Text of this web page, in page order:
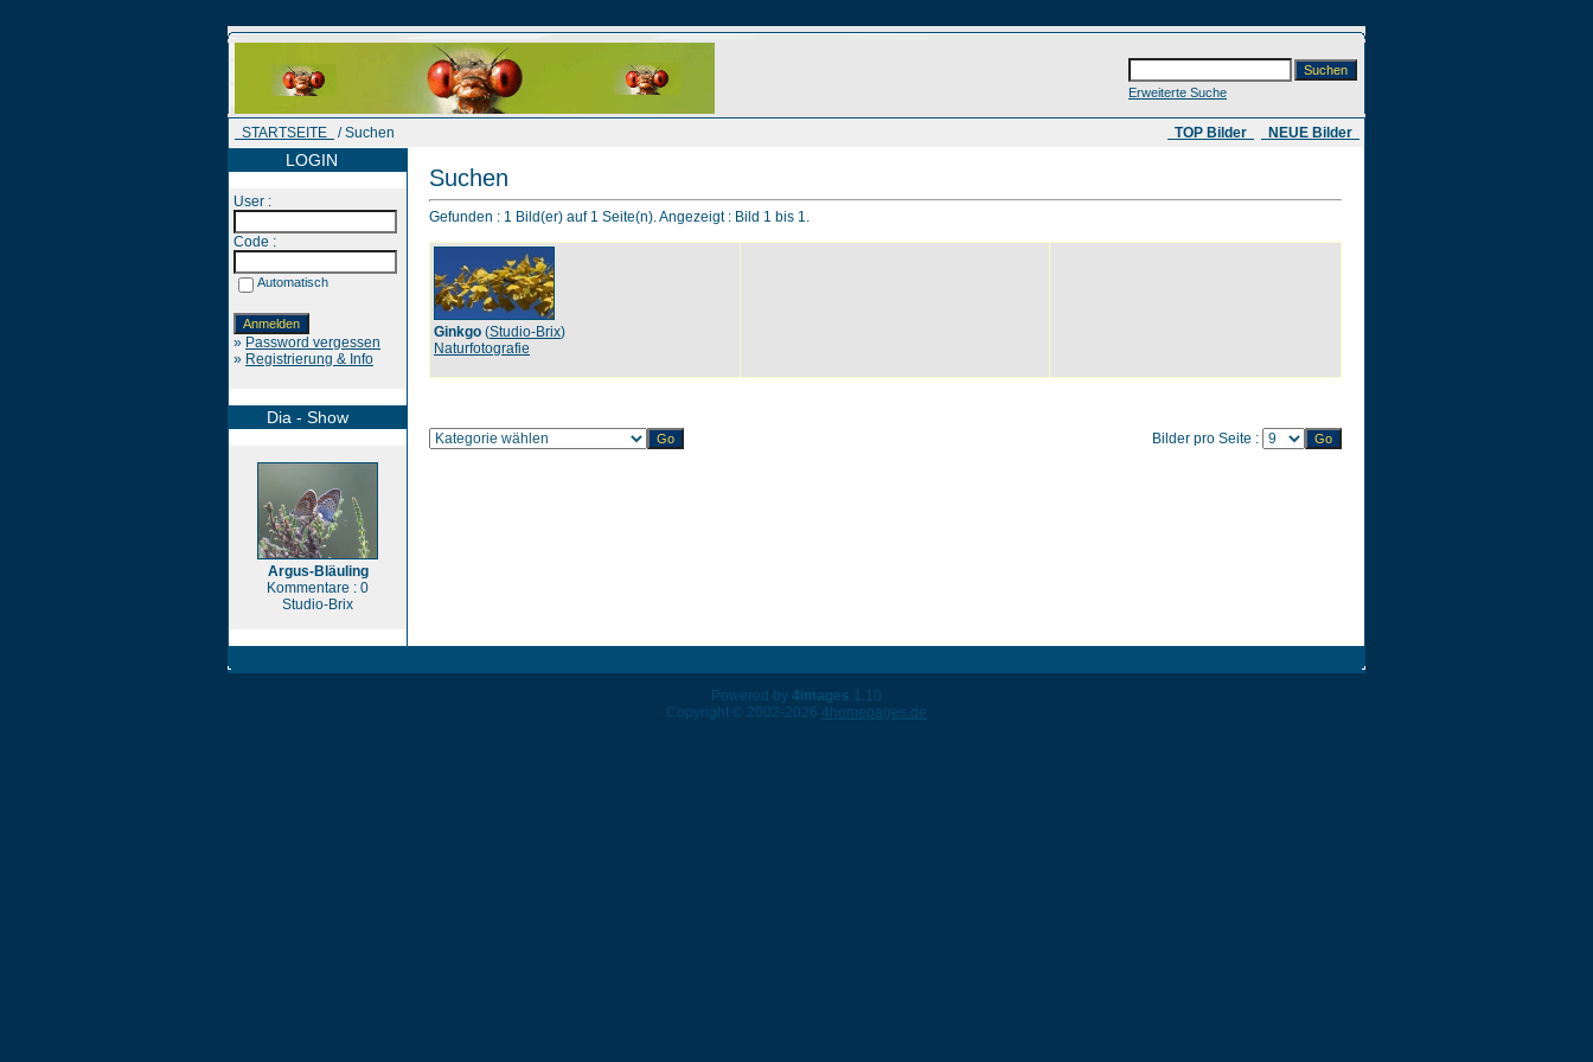
Erweiterte Suche
STARTSEITE / Suchen ​ TOP Bilder NEUE Bilder
LOGIN
User :
Code :
Automatisch
» Password vergessen
» Registrierung & Info
Dia - Show
Argus-Bläuling
Kommentare : 0
Studio-Brix
Suchen
Gefunden : 1 Bild(er) auf 1 Seite(n). Angezeigt : Bild 1 bis 1.
Ginkgo (Studio-Brix)
Naturfotografie
Bilder pro Seite :
Powered by 4images 1.10
Copyright © 2002-2026 4homepages.de